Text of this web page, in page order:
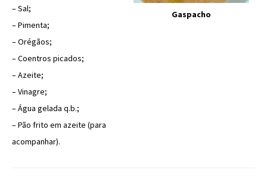
– Sal;
– Pimenta;
– Orégãos;
– Coentros picados;
– Azeite;
– Vinagre;
– Água gelada q.b.;
– Pão frito em azeite (para
acompanhar).
Gaspacho